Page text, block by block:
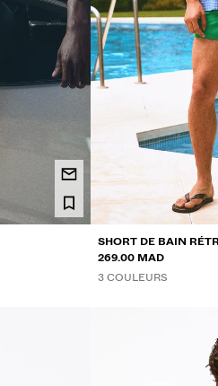
SHORT DE BAIN
269.00 MAD
3 COULEURS